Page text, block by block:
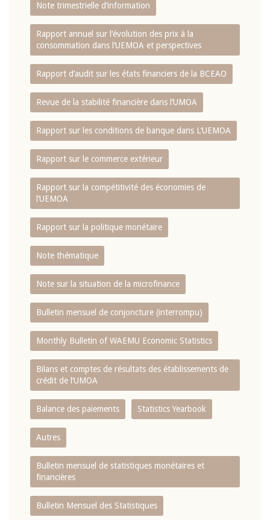
Note trimestrielle d‘information
Rapport annuel sur l‘évolution des prix à la
consommation dans l‘UEMOA et perspectives
Rapport d‘audit sur les états financiers de la BCEAO
Revue de la stabilité financière dans l‘UMOA
Rapport sur les conditions de banque dans L‘UEMOA
Rapport sur le commerce extérieur
Rapport sur la compétitivité des économies de
l‘UEMOA
Rapport sur la politique monétaire
Note thématique
Note sur la situation de la microfinance
Bulletin mensuel de conjoncture (interrompu)
Monthly Bulletin of WAEMU Economic Statistics
Bilans et comptes de résultats des établissements de
crédit de l‘UMOA
Balance des paiements Statistics Yearbook
Autres
Bulletin mensuel de statistiques monétaires et
financières
Bulletin Mensuel des Statistiques